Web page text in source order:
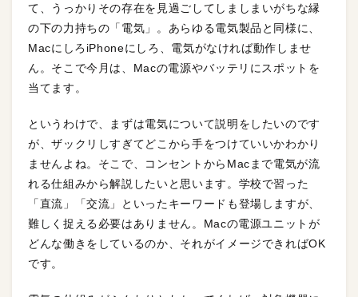
て、うっかりその存在を見過ごしてしましまいがちな縁
の下の力持ちの「電気」。あらゆる電気製品と同様に、
MacにしろiPhoneにしろ、電気がなければ動作しませ
ん。そこで今月は、Macの電源やバッテリにスポットを
当てます。
というわけで、まずは電気について説明をしたいのです
が、ザックリしすぎてどこから手をつけていいかわかり
ませんよね。そこで、コンセントからMacまで電気が流
れる仕組みから解説したいと思います。学校で習った
「直流」「交流」といったキーワードも登場しますが、
難しく捉える必要はありません。Macの電源ユニットが
どんな働きをしているのか、それがイメージできればOK
です。